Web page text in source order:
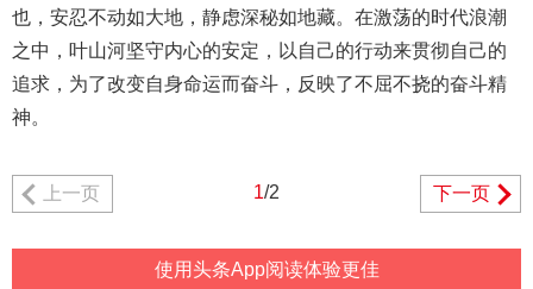
也，安忍不动如大地，静虑深秘如地藏。在激荡的时代浪潮
之中，叶山河坚守内心的安定，以自己的行动来贯彻自己的
追求，为了改变自身命运而奋斗，反映了不屈不挠的奋斗精
神。
上一页 1/2 下一页
使用头条App阅读体验更佳